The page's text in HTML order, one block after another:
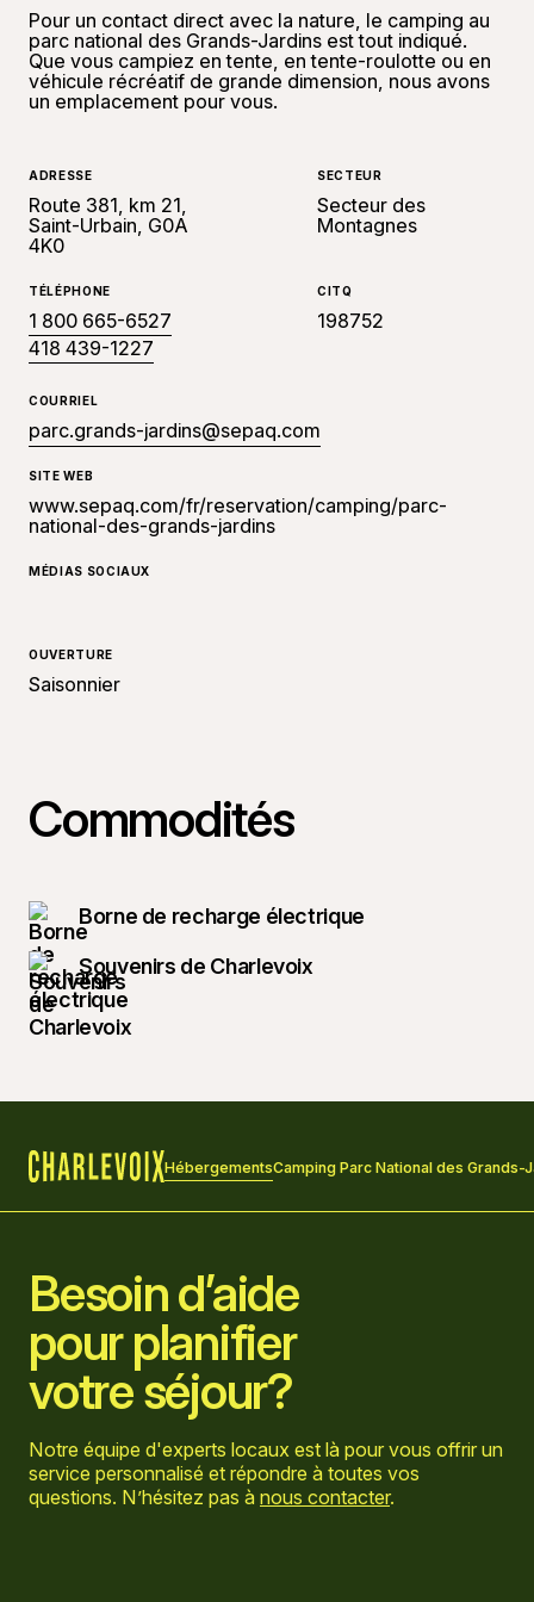
Pour un contact direct avec la nature, le camping au
parc national des Grands-Jardins est tout indiqué.
Que vous campiez en tente, en tente-roulotte ou en
véhicule récréatif de grande dimension, nous avons
un emplacement pour vous.
ADRESSE
Route 381, km 21,
Saint-Urbain, G0A
4K0
SECTEUR
Secteur des
Montagnes
TÉLÉPHONE
1 800 665-6527
418 439-1227
CITQ
198752
COURRIEL
parc.grands-jardins@sepaq.com
SITE WEB
www.sepaq.com/fr/reservation/camping/parc-
national-des-grands-jardins
MÉDIAS SOCIAUX
OUVERTURE
Saisonnier
Commodités
Borne de recharge électrique
Souvenirs de Charlevoix
HébergementsCamping Parc National des Grands-
Besoin d’aide
pour planifier
votre séjour?
Notre équipe d'experts locaux est là pour vous offrir un
service personnalisé et répondre à toutes vos
questions. N’hésitez pas à nous contacter.